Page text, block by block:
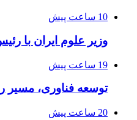
10 ساعت پیش
وزیر علوم ایران با
19 ساعت پیش
توسعه فناوری،
20 ساعت پیش